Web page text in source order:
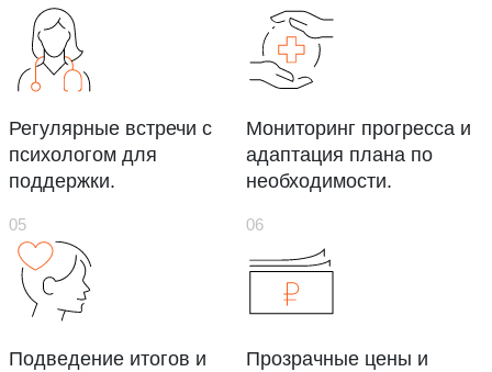
Регулярные встречи с
психологом для
поддержки.
Мониторинг прогресса и
адаптация плана по
необходимости.
Подведение итогов и
Прозрачные цены и